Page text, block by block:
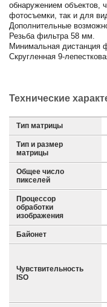
обнаружением объектов,
фотосъемки, так и для
Дополнительные
Резьба фильтра 58 мм.
Минимальная дистанция
Скругленная 9-
Технические
Тип матрицы
Тип и размер
матрицы
Общее число
пикселей
Процессор
обработки
изображения
Байонет
Чувствительность
ISO